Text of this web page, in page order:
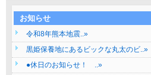
お知らせ
令和8年熊本地震..»
黒姫保養地にあるビックな丸太のビ..»
●休日のお知らせ！ ..»